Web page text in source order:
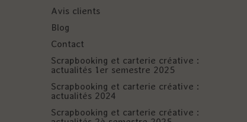
Avis clients
Blog
Contact
Scrapbooking et carterie créative :
actualités 1er semestre 2025
Scrapbooking et carterie créative :
actualités 2024
Scrapbooking et carterie créative :